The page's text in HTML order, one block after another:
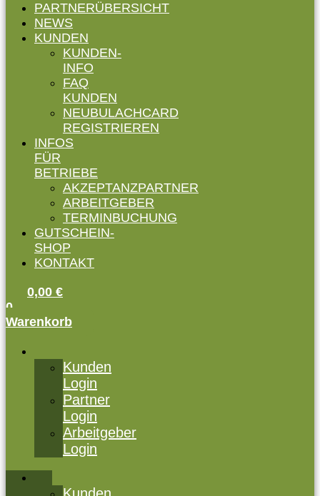
PARTNERÜBERSICHT
NEWS
KUNDEN
KUNDEN-
INFO
FAQ
KUNDEN
NEUBULACHCARD
REGISTRIEREN
INFOS
FÜR
BETRIEBE
AKZEPTANZPARTNER
ARBEITGEBER
TERMINBUCHUNG
GUTSCHEIN-
SHOP
KONTAKT
0,00 €
0
Warenkorb
Kunden
Login
Partner
Login
Arbeitgeber
Login